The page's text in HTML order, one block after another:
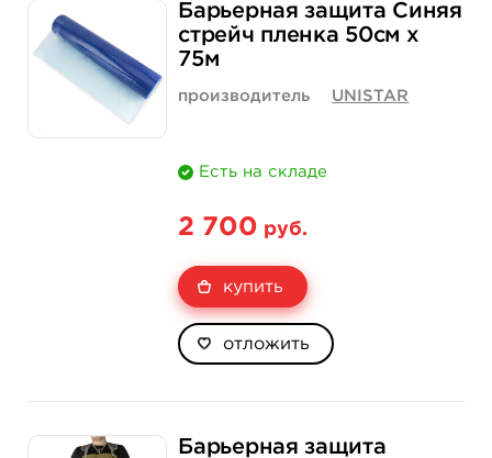
Барьерная защита Синяя
стрейч пленка 50см х
75м
производитель UNISTAR
Есть на складе
2 700 руб.
купить
отложить
Барьерная защита